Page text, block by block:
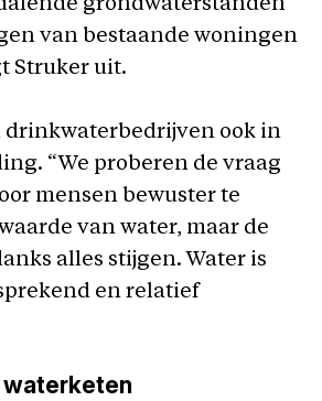
grondwaterstanden
van bestaande woningen
Struker uit.
drinkwaterbedrijven ook in
“We proberen de vraag
mensen bewuster te
van water, maar de
alles stijgen. Water is
en relatief
waterketen